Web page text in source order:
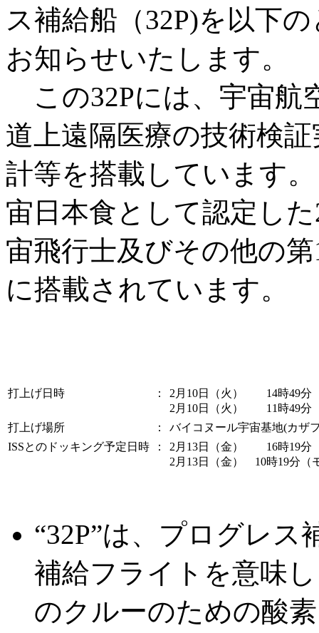
ス補給船（32P)を以下
お知らせいたします。
この32Pには、宇宙航
道上遠隔医療の技術検
計等を搭載しています
宙日本食として認定し
宙飛行士及びその他の
に搭載されています。
打上げ日時 ：
2月10日（火） 14時49分
2月10日（火） 11時49分
打上げ場所
：
バイコヌール宇宙基地(カザ
ISSとのドッキング予定日時
：
2月13日（金） 16時19分
2月13日（金） 10時19分（
“32P”は、プログレス
補給フライトを意味
のクルーのための酸